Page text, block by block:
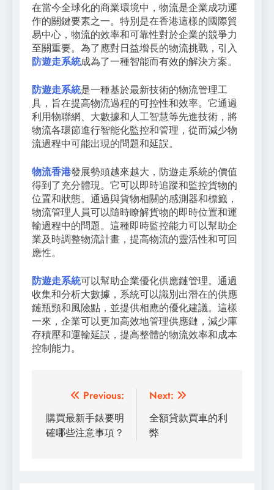
在當今全球化的商業環境中，物流是企業成功運
作的關鍵要素之一。特別是在香港這樣的國際貿
易中心，物流的效率和可靠性對於企業的競爭力
至關重要。為了應對日益增長的物流挑戰，引入
防遊走系統成為了一種智能而有效的解決方案。
防遊走系統是一種基於最新技術的物流管理工
具，旨在提高物流過程的可控性和效率。它通過
利用物聯網、大數據和人工智慧等先進技術，將
物流各環節進行智能化監控和管理，從而減少物
流過程中可能出現的問題和延誤。
物流香港發展勢頭越來越大，防遊走系統的價值
得到了充分體現。它可以即時追蹤和監控貨物的
位置和狀態。通過與貨物相關的感測器和標籤，
物流管理人員可以隨時瞭解貨物的即時位置和運
輸過程中的問題。這種即時監控能力可以幫助企
業及時調整物流計畫，提高物流的靈活性和可回
應性。
防遊走系統可以幫助企業優化供應鏈管理。通過
收集和分析大數據，系統可以識別出潛在的供應
鏈瓶頸和風險點，並提供相應的優化建議。這樣
一來，企業可以更加高效地管理供應鏈，減少庫
存積壓和運輸延誤，提高整體的物流效率和成本
控制能力。
Post
navigation
Previous:
購買最新手錶要明
確哪些注意事項？
Next:
全額貸款買車的利
弊